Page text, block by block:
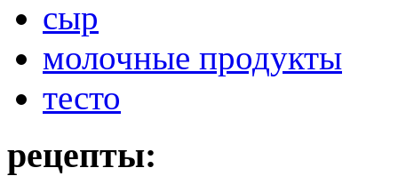
сыр
молочные продукты
тесто
рецепты: